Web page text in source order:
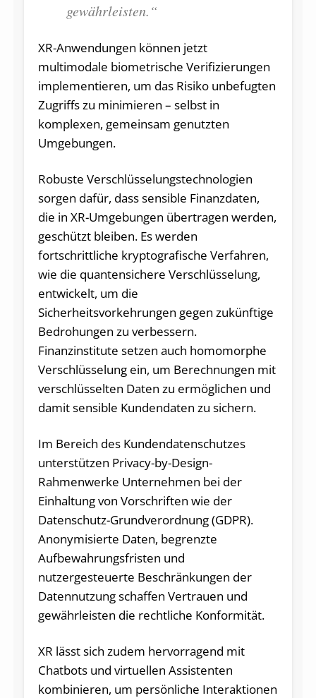
gewährleisten.“
XR-Anwendungen können jetzt
multimodale biometrische Verifizierungen
implementieren, um das Risiko unbefugten
Zugriffs zu minimieren – selbst in
komplexen, gemeinsam genutzten
Umgebungen.
Robuste Verschlüsselungstechnologien
sorgen dafür, dass sensible Finanzdaten,
die in XR-Umgebungen übertragen werden,
geschützt bleiben. Es werden
fortschrittliche kryptografische Verfahren,
wie die quantensichere Verschlüsselung,
entwickelt, um die
Sicherheitsvorkehrungen gegen zukünftige
Bedrohungen zu verbessern.
Finanzinstitute setzen auch homomorphe
Verschlüsselung ein, um Berechnungen mit
verschlüsselten Daten zu ermöglichen und
damit sensible Kundendaten zu sichern.
Im Bereich des Kundendatenschutzes
unterstützen Privacy-by-Design-
Rahmenwerke Unternehmen bei der
Einhaltung von Vorschriften wie der
Datenschutz-Grundverordnung (GDPR).
Anonymisierte Daten, begrenzte
Aufbewahrungsfristen und
nutzergesteuerte Beschränkungen der
Datennutzung schaffen Vertrauen und
gewährleisten die rechtliche Konformität.
XR lässt sich zudem hervorragend mit
Chatbots und virtuellen Assistenten
kombinieren, um persönliche Interaktionen